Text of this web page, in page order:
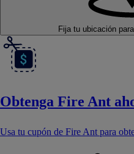
Fija tu ubicación
Obtenga Fire Ant
Usa tu cupón de Fire Ant para